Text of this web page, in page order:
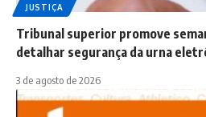
JUSTIÇA
Tribunal superior promove
detalhar segurança da urna
3 de agosto de 2026